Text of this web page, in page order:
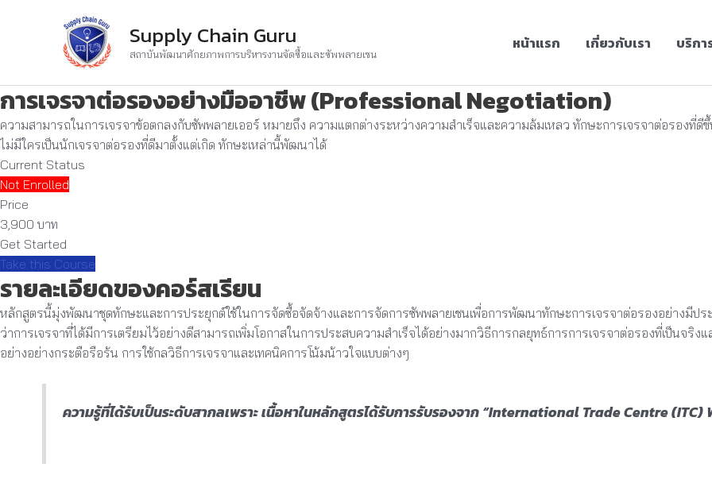
Supply Chain Guru
สถาบันพัฒนาศักยภาพการบริหารงานจัดซื้อและซัพพลายเชน
หน้าแรก เกี่ยวกับเรา บริกา
การเจรจาต่อรองอย่างมืออาชีพ (Professional Negotiation)
ความสามารถในการเจรจาข้อตกลงกับซัพพลายเออร์ หมายถึง ความแตกต่างระหว่างความสำเร็จและความล้มเหลว ทักษะการเจรจาต่อรอง
ไม่มีใครเป็นนักเจรจาต่อรองที่ดีมาตั้งแต่เกิด ทักษะเหล่านี้พัฒนาได้
Current Status
Not Enrolled
Price
3,900 บาท
Get Started
Take this Course
รายละเอียดของคอร์สเรียน
หลักสูตรนี้มุ่งพัฒนาชุดทักษะและการประยุกต์ใช้ในการจัดซื้อจัดจ้างและการจัดการซัพพลายเชนเพื่อการพัฒนาทักษะการเจรจาต่อรองอย่างมีป
ว่าการเจรจาที่ได้มีการเตรียมไว้อย่างดีสามารถเพิ่มโอกาสในการประสบความสำเร็จได้อย่างมากวิธีการกลยุทธ์การการเจรจาต่อรองที่เป็นจริ
อย่างอย่างกระตือรือร้น การใช้กลวิธีการเจรจาและเทคนิคการโน้มน้าวใจแบบต่างๆ
ความรู้ที่ได้รับเป็นระดับสากลเพราะ เนื้อหาในหลักสูตรได้รับการรับรองจาก “International Trade Centre